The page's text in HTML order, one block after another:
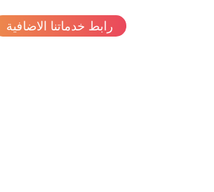
رابط خدماتنا الاضافية